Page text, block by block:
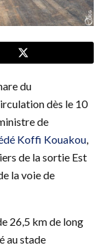
du
dès le 10
de
Koffi Kouakou,
de la sortie Est
la voie de
26,5 km de long
au stade